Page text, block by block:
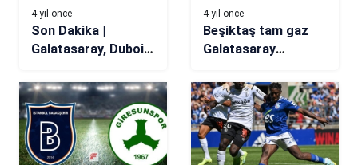
4 yıl önce
Son Dakika |
Galatasaray, Dubois
4 yıl önce
Beşiktaş tam gaz
Galatasaray